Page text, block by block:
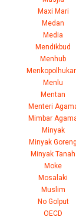
Maxi Mari
Medan
Media
Mendikbud
Menhub
Menlu
Mentan
Menteri
Mimbar
Minyak
Minyak Goreng
Minyak Tanah
Moke
Mosalaki
Muslim
No Golput
OECD